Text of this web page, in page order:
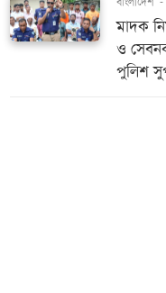
মাদক
ও
পুলিশ